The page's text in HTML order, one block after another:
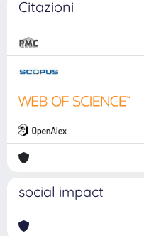
Citazioni
social impact